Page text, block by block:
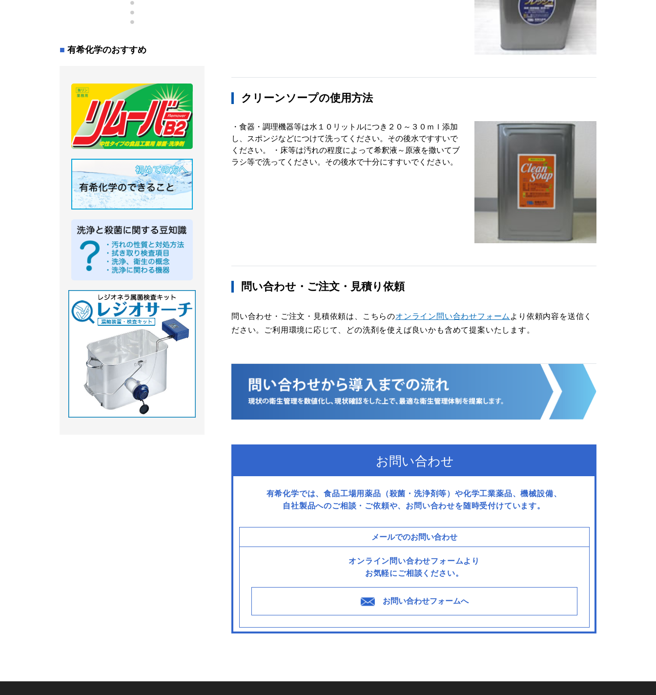
クリーンソープの使用方法
・食器・調理機器等は水１０リットルにつき２０～３０ｍｌ添加
し、スポンジなどにつけて洗ってください。その後水ですすいで
ください。 ・床等は汚れの程度によって希釈液～原液を撒いてブ
ラシ等で洗ってください。その後水で十分にすすいでください。
問い合わせ・ご注文・見積り依頼
問い合わせ・ご注文・見積依頼は、こちらのオンライン問い合わせフォーム より依頼内容を送信く
ださい。ご利用環境に応じて、どの洗剤を使えば良いかも含めて提案いたします。
お問い合わせ
有希化学では、食品工場用薬品（殺菌・洗浄剤等）や化学工業薬品、機械設備、
自社製品へのご相談・ご依頼や、お問い合わせを随時受付けています。
メールでのお問い合わせ
オンライン問い合わせフォームより
お気軽にご相談ください。
お問い合わせフォームへ
有希化学のおすすめ